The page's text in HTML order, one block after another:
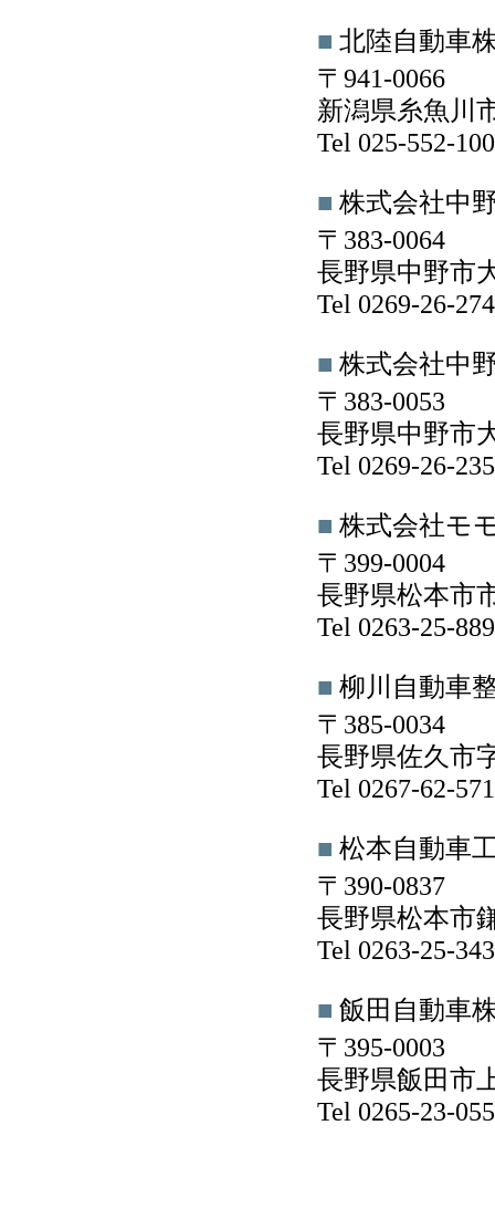
■ 北陸自動車
〒941-0066
新潟県糸魚川
Tel 025-552-
■ 株式会社中
〒383-0064
長野県中野市
Tel 0269-26-
■ 株式会社中
〒383-0053
長野県中野市
Tel 0269-26-
■ 株式会社モ
〒399-0004
長野県松本市
Tel 0263-25-
■ 柳川自動車
〒385-0034
長野県佐久市
Tel 0267-62-
■ 松本自動車
〒390-0837
長野県松本市
Tel 0263-25-
■ 飯田自動車
〒395-0003
長野県飯田市
Tel 0265-23-